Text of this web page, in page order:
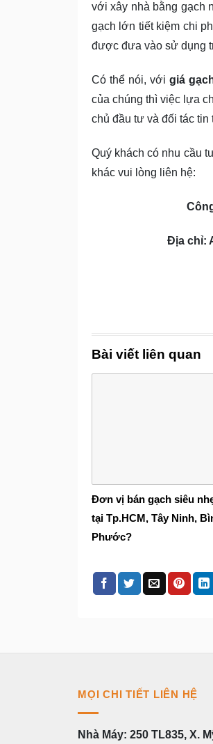
với xây nhà bằng gạch
gạch lớn tiết kiệm chi
được đưa vào sử dụng
Có thể nói, với giá
của chúng thì việc lựa
chủ đầu tư và đối tác
Quý khách có nhu cầu
khác vui lòng liên hệ:
Địa chỉ:
Bài viết liên quan
Đơn vị bán gạch siêu
tại Tp.HCM, Tây Ninh,
Phước?
MỌI CHI TIẾT LIÊN HỆ
Nhà Máy: 250 TL835, X.